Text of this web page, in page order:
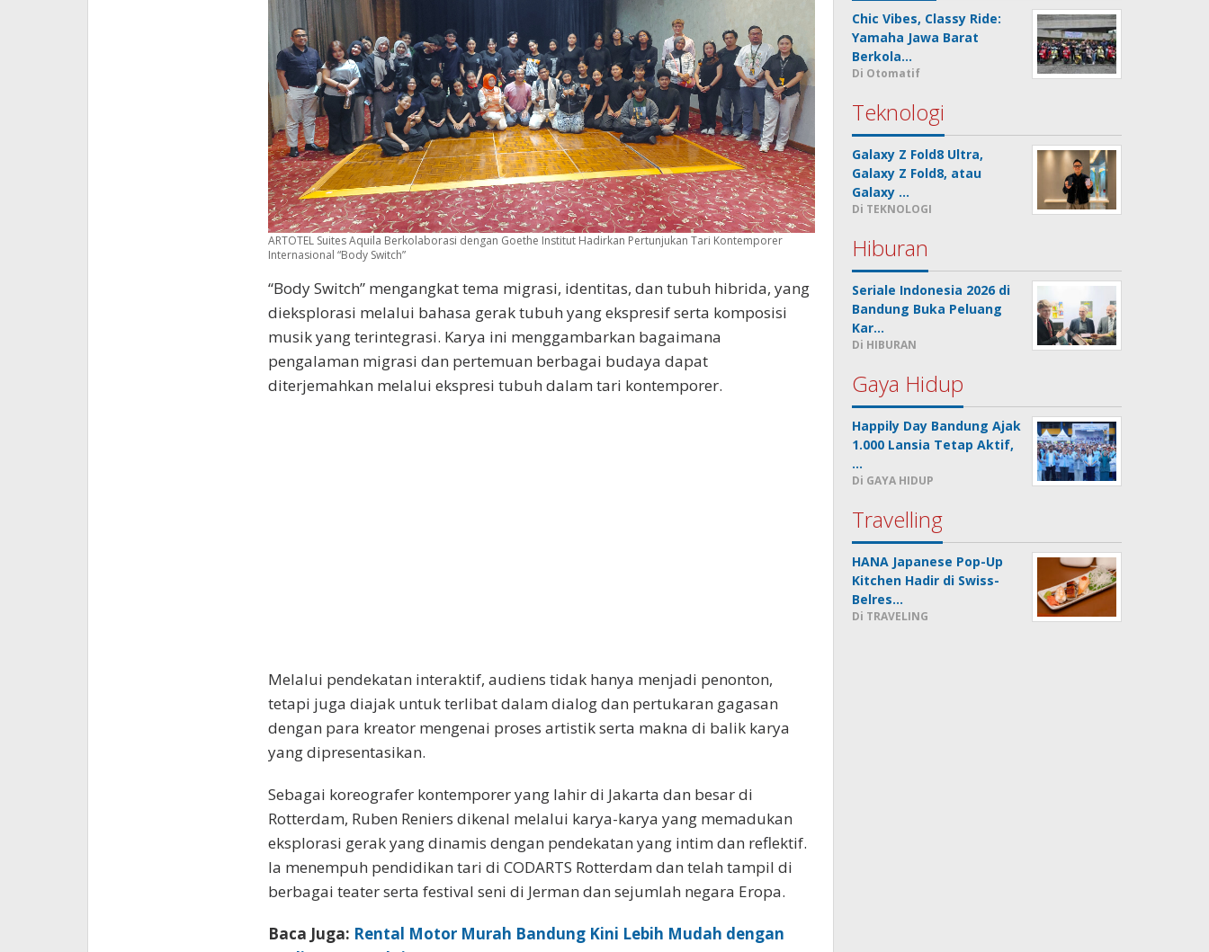
ARTOTEL Suites Aquila Berkolaborasi dengan Goethe Institut Hadirkan Pertunjukan Tari Kontemporer
Internasional “Body Switch”
“Body Switch” mengangkat tema migrasi, identitas, dan tubuh hibrida, yang
dieksplorasi melalui bahasa gerak tubuh yang ekspresif serta komposisi
musik yang terintegrasi. Karya ini menggambarkan bagaimana
pengalaman migrasi dan pertemuan berbagai budaya dapat
diterjemahkan melalui ekspresi tubuh dalam tari kontemporer.
Melalui pendekatan interaktif, audiens tidak hanya menjadi penonton,
tetapi juga diajak untuk terlibat dalam dialog dan pertukaran gagasan
dengan para kreator mengenai proses artistik serta makna di balik karya
yang dipresentasikan.
Sebagai koreografer kontemporer yang lahir di Jakarta dan besar di
Rotterdam, Ruben Reniers dikenal melalui karya-karya yang memadukan
eksplorasi gerak yang dinamis dengan pendekatan yang intim dan reflektif.
Ia menempuh pendidikan tari di CODARTS Rotterdam dan telah tampil di
berbagai teater serta festival seni di Jerman dan sejumlah negara Eropa.
Baca Juga: Rental Motor Murah Bandung Kini Lebih Mudah dengan
Chic Vibes, Classy Ride:
Yamaha Jawa Barat
Berkola…
Di Otomatif
Teknologi
Galaxy Z Fold8 Ultra,
Galaxy Z Fold8, atau
Galaxy …
Di TEKNOLOGI
Hiburan
Seriale Indonesia 2026 di
Bandung Buka Peluang
Kar…
Di HIBURAN
Gaya Hidup
Happily Day Bandung Ajak
1.000 Lansia Tetap Aktif,
…
Di GAYA HIDUP
Travelling
HANA Japanese Pop-Up
Kitchen Hadir di Swiss-
Belres…
Di TRAVELING